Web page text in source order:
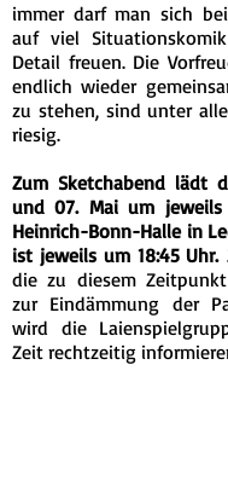
immer darf man sich
auf viel
Detail freuen. Die
endlich wieder
zu stehen, sind unter
riesig.
Zum Sketchabend lädt
und 07. Mai um
Heinrich-Bonn-Halle in
ist jeweils um 18:45 Uhr.
die zu diesem
zur Eindämmung der
wird die
Zeit rechtzeitig
Es wird an zwei